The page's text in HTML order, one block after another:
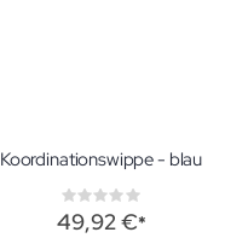
Koordinationswippe - blau
Rating:
0%
49,92 €